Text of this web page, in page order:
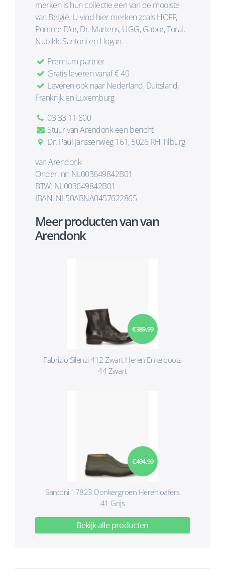
merken is hun collectie een van de mooiste
van België. U vind hier merken zoals HOFF,
Pomme D'or, Dr. Martens, UGG, Gabor, Toral,
Nubikk, Santoni en Hogan.
Premium partner
Gratis leveren vanaf € 40
Leveren ook naar Nederland, Duitsland,
Frankrijk en Luxemburg
03 33 11 800
Stuur van Arendonk een bericht
Dr. Paul Janssenweg 161, 5026 RH Tilburg
van Arendonk
Onder. nr: NL003649842B01
BTW: NL003649842B01
IBAN: NL50ABNA0457622865
Meer producten van van
Arendonk
€ 389,99
Fabrizio Silenzi 412 Zwart Heren Enkelboots
44 Zwart
€ 494,99
Santoni 17823 Donkergroen Herenloafers
41 Grijs
Bekijk alle producten